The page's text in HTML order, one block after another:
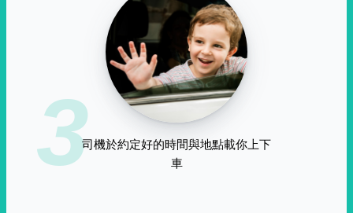
3司機於約定好的時間與地點載你上下
車